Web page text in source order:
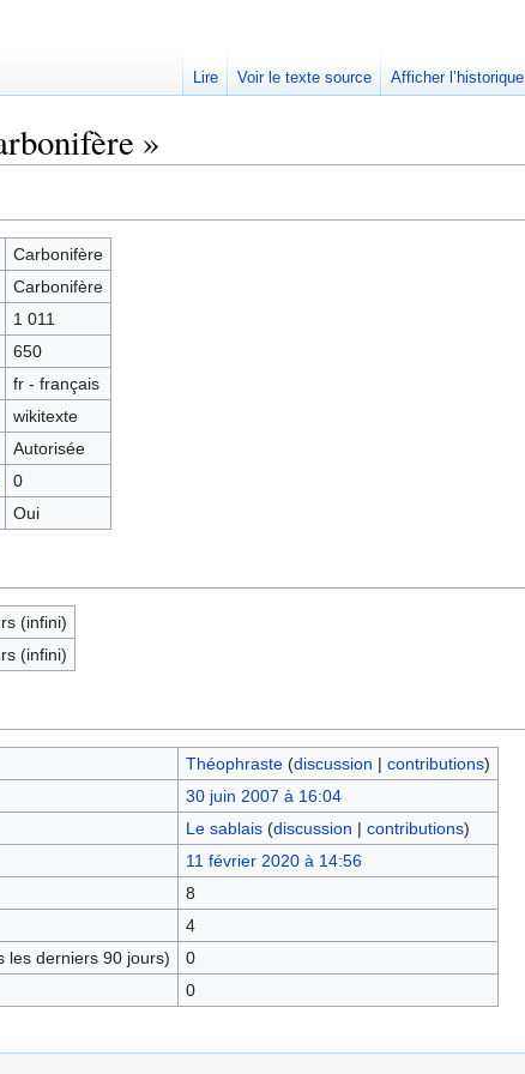
»
Carbonifère
Carbonifère
1 011
650
fr - français
wikitexte
Autorisée
0
Oui
(infini)
(infini)
Théophraste (discussion | contributions)
30 juin 2007 à 16:04
Le sablais (discussion | contributions)
11 février 2020 à 14:56
8
4
les derniers 90 jours)
0
0
Lire Voir le texte source Afficher l’historique